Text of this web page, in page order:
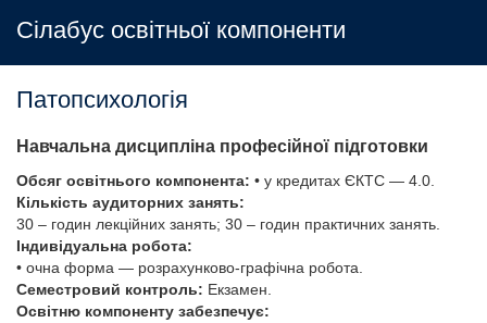
Сілабус освітньої компоненти
Патопсихологія
Навчальна дисципліна професійної підготовки
Обсяг освітнього компонента: • у кредитах ЄКТС — 4.0.
Кількість аудиторних занять:
30 – годин лекційних занять; 30 – годин практичних занять.
Індивідуальна робота:
• очна форма — розрахунково-графічна робота.
Семестровий контроль: Екзамен.
Освітню компоненту забезпечує: